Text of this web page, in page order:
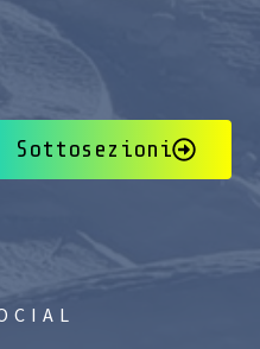
Sottosezioni